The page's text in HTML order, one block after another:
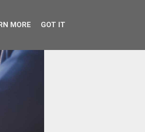
MORE GOT IT